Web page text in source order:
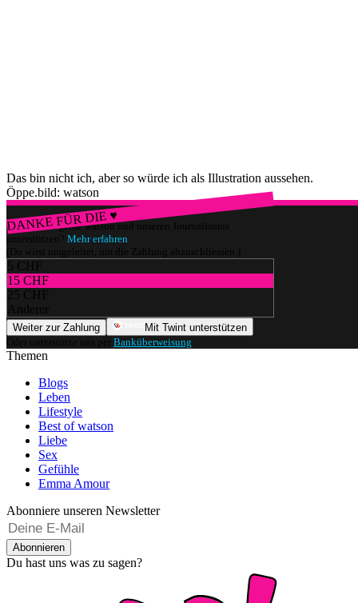
Das bin nicht ich, aber so würde ich als Illustration aussehen.
Öppe.bild: watson
DANKE FÜR DIE ♥
Würdest du gerne watson und unseren Journalismus
unterstützen? Mehr erfahren
(Du wirst umgeleitet, um die Zahlung abzuschliessen.)
5 CHF
15 CHF
25 CHF
Anderer
Weiter zur Zahlung
Mit Twint unterstützen
Oder unterstütze uns per Banküberweisung
Themen
Blogs
Leben
Lifestyle
Best of watson
Liebe
Sex
Gefühle
Emma Amour
Abonniere unseren Newsletter
Abonnieren
Du hast uns was zu sagen?